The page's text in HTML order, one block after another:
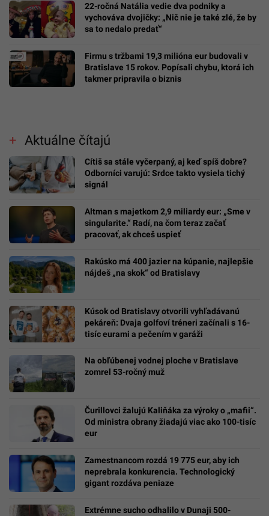
22-ročná Natália vedie dva podniky a
vychováva dvojičky: „Nič nie je také zlé, že by
sa to nedalo predať“
Firmu s tržbami 19,3 milióna eur budovali v
Bratislave 15 rokov. Popísali chybu, ktorá ich
takmer pripravila o biznis
Aktuálne čítajú
Cítiš sa stále vyčerpaný, aj keď spíš dobre?
Odborníci varujú: Srdce takto vysiela tichý
signál
Altman s majetkom 2,9 miliardy eur: „Sme v
singularite.“ Radí, na čom teraz začať
pracovať, ak chceš uspieť
Rakúsko má 400 jazier na kúpanie, najlepšie
nájdeš „na skok“ od Bratislavy
Kúsok od Bratislavy otvorili vyhľadávanú
pekáreň: Dvaja golfoví tréneri začínali s 16-
tisíc eurami a pečením v garáži
Na obľúbenej vodnej ploche v Bratislave
zomrel 53-ročný muž
Čurillovci žalujú Kaliňáka za výroky o „mafii“.
Od ministra obrany žiadajú viac ako 100-tisíc
eur
Zamestnancom rozdá 19 775 eur, aby ich
neprebrala konkurencia. Technologický
gigant rozdáva peniaze
Extrémne sucho odhalilo v Dunaji 500-